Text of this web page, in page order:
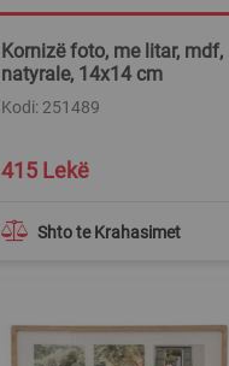
Kornizë foto, me litar, mdf,
natyrale, 14x14 cm
Kodi: 251489
Shto te Krahasimet
415 Lekë